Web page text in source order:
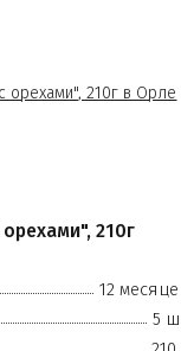
210г
12
5